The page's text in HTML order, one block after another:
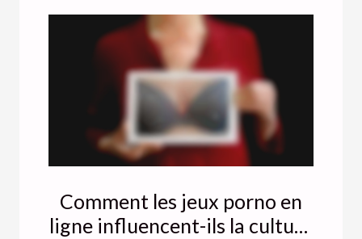
Comment les jeux porno en
ligne influencent-ils la culture